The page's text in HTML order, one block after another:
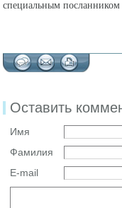
специальным
Оставить
Имя
Фамилия
E-mail